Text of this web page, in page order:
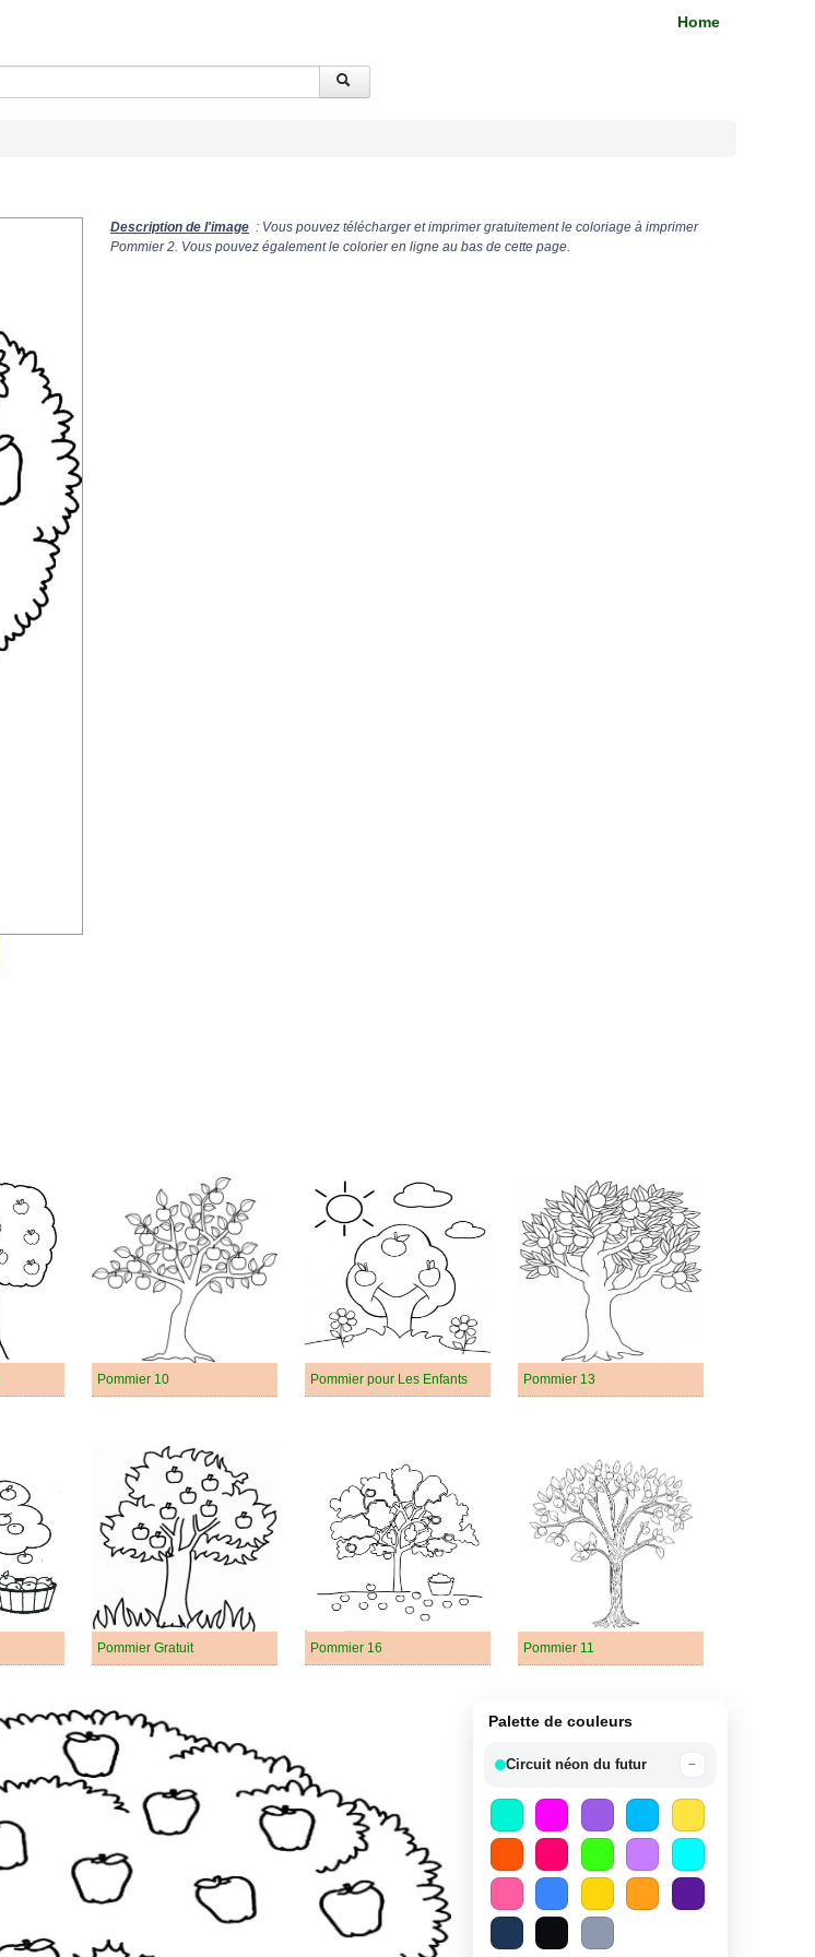
Home
Description de l'image : Vous pouvez télécharger et imprimer gratuitement le coloriage à imprimer
Pommier 2. Vous pouvez également le colorier en ligne au bas de cette page.
Pommier 10 Pommier pour Les Enfants Pommier 13
Pommier Gratuit Pommier 16 Pommier 11
Palette de couleurs
Circuit néon du futur −